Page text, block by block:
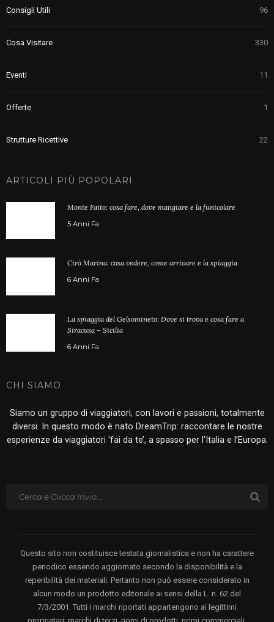
Consigli Utili 96
Cosa Visitare 330
Eventi 11
Offerte 1
Strutture Ricettive 22
ARTICOLI PIÙ POPOLARI
Monte Faito: cosa fare, dove mangiare e la funicolare
5 Anni Fa
Cirò Marina: cosa vedere, come arrivare e la spiaggia
6 Anni Fa
La spiaggia del Gelsomineto: Dove si trova e cosa fare a
Siracusa – Sicilia
6 Anni Fa
CHI SIAMO
Siamo un gruppo di viaggiatori, con lavori e passioni, totalmente
diversi. In questo modo è nato DreamTrip: raccontare le nostre
esperienze da viaggiatori ‘fai da te’, a spasso per l’Italia e l’Europa.
Questo sito non costituisce testata giornalistica e non ha carattere
periodico essendo aggiornato secondo la disponibilità e la
reperibilità dei materiali. Pertanto non può essere considerato in
alcun modo un prodotto editoriale ai sensi della L. n. 62 del
7/3/2001. Tutti i marchi riportati appartengono ai legittimi